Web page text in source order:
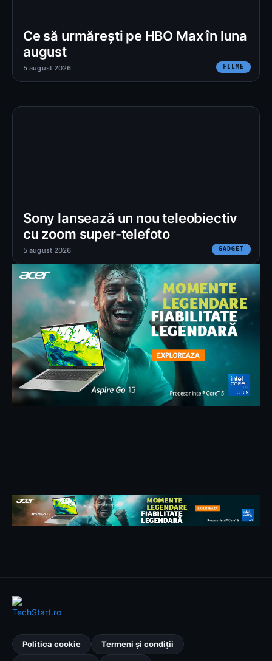
Ce să urmărești pe HBO Max în luna
august
FILME
5 august 2026
Sony lansează un nou teleobiectiv
cu zoom super-telefoto
GADGET
5 august 2026
Politica cookie Termeni și condiții